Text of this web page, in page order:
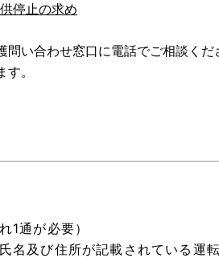
停止の求め
い合わせ窓口に電話でご相談く
。
1通が必要）
及び住所が記載されている運